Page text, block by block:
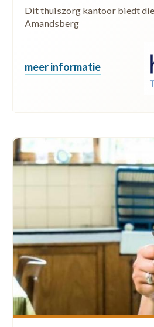
Dit thuiszorg kantoor biedt
Amandsberg
meer informatie